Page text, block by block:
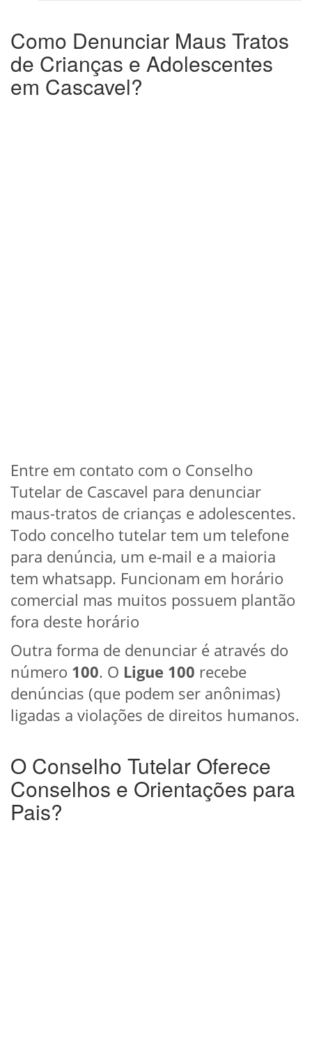
Como Denunciar Maus Tratos
de Crianças e Adolescentes
em Cascavel?
Entre em contato com o Conselho
Tutelar de Cascavel para denunciar
maus-tratos de crianças e adolescentes.
Todo concelho tutelar tem um telefone
para denúncia, um e-mail e a maioria
tem whatsapp. Funcionam em horário
comercial mas muitos possuem plantão
fora deste horário
Outra forma de denunciar é através do
número 100. O Ligue 100 recebe
denúncias (que podem ser anônimas)
ligadas a violações de direitos humanos.
O Conselho Tutelar Oferece
Conselhos e Orientações para
Pais?